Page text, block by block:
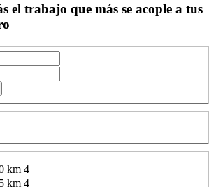
el trabajo que más se acople a tus
km 4
km 4